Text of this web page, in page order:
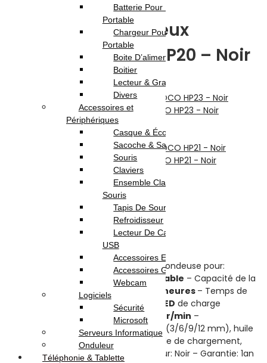
Tondeuse à Cheveux
Électrique HOCO HP20 – Noir
Previous product
Tondeuse à Cheveux Électrique HOCO HP23 - Noir
Tondeuse à Cheveux Électrique HOCO HP21 - Noir
Tondeuse Électrique HOCO HP20 – Tondeuse pour:
– Alimentation:Rechargeable – Capacité de la
batterie:
2000 mAh– Autonomie: 4 heures – Temps de
3 à 4 heures–Indicateur LED de charge
restante – Vitesse du moteur:7200 tr/min –
Accessoires:
4 peignes de guidage (3/6/9/12 mm), huile
lubrifiante, brosse de nettoyage, câble de chargement,
une housse supplémentaire – Couleur: Noir – Garantie: 1an
Batterie Pour Pc
Portable
Chargeur Pour Pc
Portable
Boite D’alimentation
Boitier
Lecteur & Graveur
Divers
Accessoires et
Périphériques
Casque & Écouteur
Sacoche & Sac A Dos
Souris
Claviers
Ensemble Clavier et
Souris
Tapis De Souris
Refroidisseur
Lecteur De Cartes & Hub
USB
Accessoires Ecran
Accessoires Gaming
Webcam
Logiciels
Sécurité
Microsoft
Serveurs Informatique
Onduleur
Téléphonie & Tablette